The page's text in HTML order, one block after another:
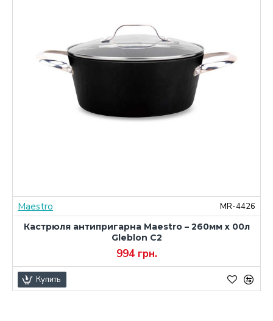
Maestro
MR-4426
Кастрюля антипригарна Maestro – 260мм x 00л
Gleblon C2
994 грн.
Купить